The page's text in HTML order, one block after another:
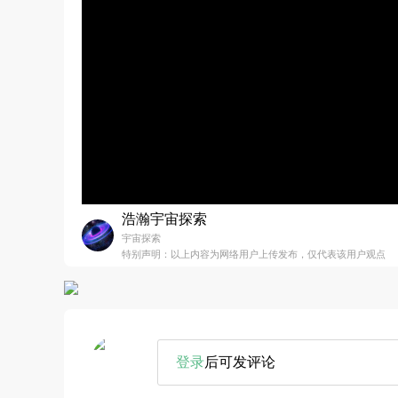
浩瀚宇宙探索
宇宙探索
特别声明：以上内容为网络用户上传发布，仅代表该用户观点
登录后可发评论